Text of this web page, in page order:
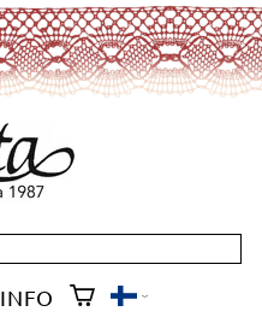
INFO